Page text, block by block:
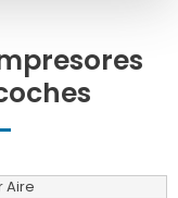
Aire